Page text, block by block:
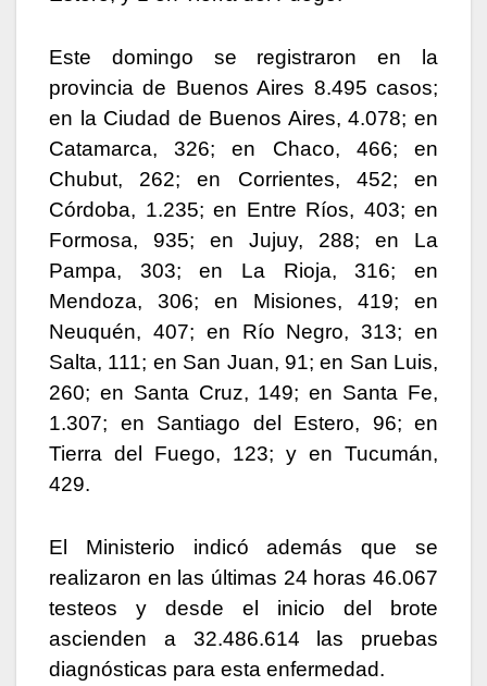
Este domingo se registraron en la
provincia de Buenos Aires 8.495 casos;
en la Ciudad de Buenos Aires, 4.078; en
Catamarca, 326; en Chaco, 466; en
Chubut, 262; en Corrientes, 452; en
Córdoba, 1.235; en Entre Ríos, 403; en
Formosa, 935; en Jujuy, 288; en La
Pampa, 303; en La Rioja, 316; en
Mendoza, 306; en Misiones, 419; en
Neuquén, 407; en Río Negro, 313; en
Salta, 111; en San Juan, 91; en San Luis,
260; en Santa Cruz, 149; en Santa Fe,
1.307; en Santiago del Estero, 96; en
Tierra del Fuego, 123; y en Tucumán,
429.
El Ministerio indicó además que se
realizaron en las últimas 24 horas 46.067
testeos y desde el inicio del brote
ascienden a 32.486.614 las pruebas
diagnósticas para esta enfermedad.